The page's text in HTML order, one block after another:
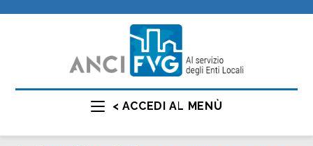
< ACCEDI AL MENÙ